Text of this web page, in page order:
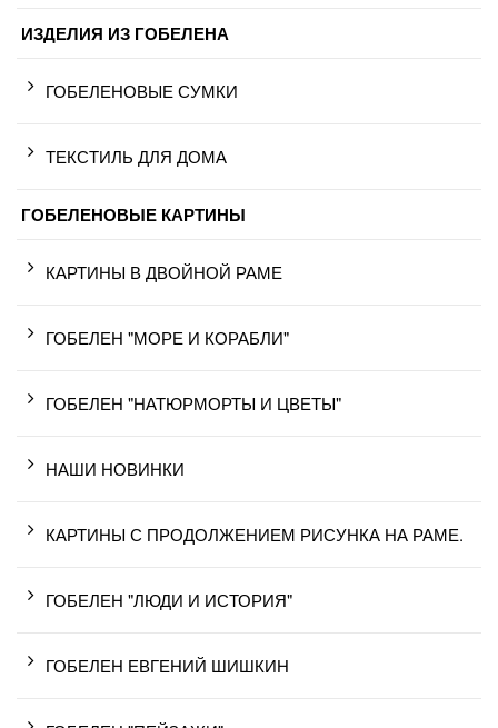
ИЗДЕЛИЯ ИЗ ГОБЕЛЕНА
ГОБЕЛЕНОВЫЕ СУМКИ
ТЕКСТИЛЬ ДЛЯ ДОМА
ГОБЕЛЕНОВЫЕ КАРТИНЫ
КАРТИНЫ В ДВОЙНОЙ РАМЕ
ГОБЕЛЕН "МОРЕ И КОРАБЛИ"
ГОБЕЛЕН "НАТЮРМОРТЫ И ЦВЕТЫ"
НАШИ НОВИНКИ
КАРТИНЫ С ПРОДОЛЖЕНИЕМ РИСУНКА НА РАМЕ.
ГОБЕЛЕН "ЛЮДИ И ИСТОРИЯ"
ГОБЕЛЕН ЕВГЕНИЙ ШИШКИН